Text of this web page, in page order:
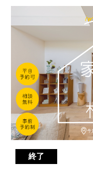
終了